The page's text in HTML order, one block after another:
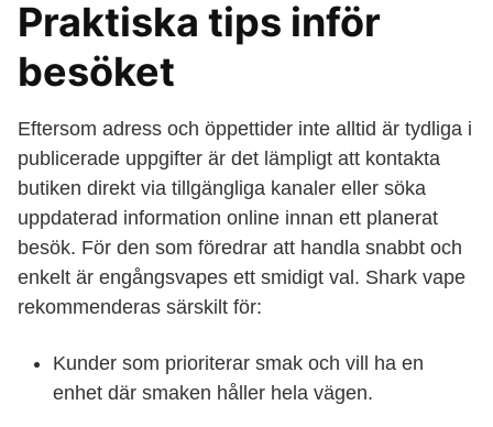
Praktiska tips inför
besöket
Eftersom adress och öppettider inte alltid är tydliga i
publicerade uppgifter är det lämpligt att kontakta
butiken direkt via tillgängliga kanaler eller söka
uppdaterad information online innan ett planerat
besök. För den som föredrar att handla snabbt och
enkelt är engångsvapes ett smidigt val. Shark vape
rekommenderas särskilt för:
Kunder som prioriterar smak och vill ha en
enhet där smaken håller hela vägen.